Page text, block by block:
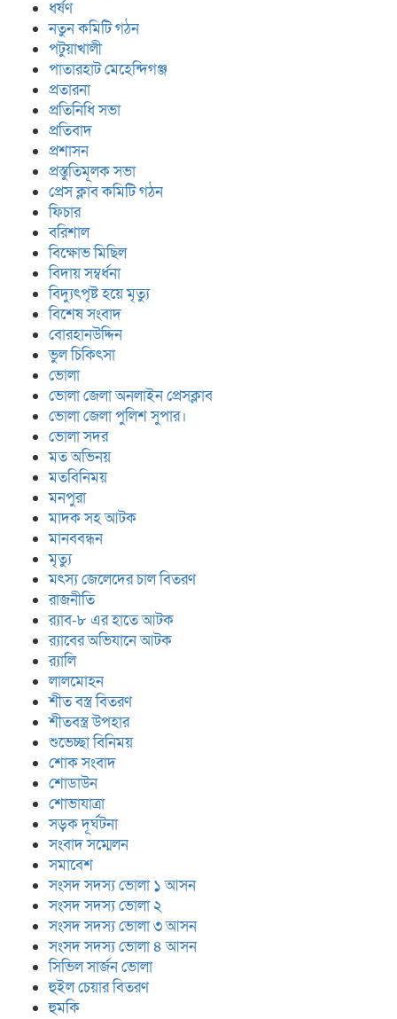
ধর্ষণ
নতুন কমিটি গঠন
পটুয়াখালী
পাতারহাট মেহেন্দিগঞ্জ
প্রতারনা
প্রতিনিধি সভা
প্রতিবাদ
প্রশাসন
প্রস্তুতিমূলক সভা
প্রেস ক্লাব কমিটি গঠন
ফিচার
বরিশাল
বিক্ষোভ মিছিল
বিদায় সম্বর্ধনা
বিদ্যুৎপৃষ্ট হয়ে মৃত্যু
বিশেষ সংবাদ
বোরহানউদ্দিন
ভুল চিকিৎসা
ভোলা
ভোলা জেলা অনলাইন প্রেসক্লাব
ভোলা জেলা পুলিশ সুপার।
ভোলা সদর
মত অভিনয়
মতবিনিময়
মনপুরা
মাদক সহ আটক
মানববন্ধন
মৃত্যু
মৎস্য জেলেদের চাল বিতরণ
রাজনীতি
র‍্যাব-৮ এর হাতে আটক
র‍্যাবের অভিযানে আটক
র‍্যালি
লালমোহন
শীত বস্ত্র বিতরণ
শীতবস্ত্র উপহার
শুভেচ্ছা বিনিময়
শোক সংবাদ
শোডাউন
শোভাযাত্রা
সড়ক দূর্ঘটনা
সংবাদ সম্মেলন
সমাবেশ
সংসদ সদস্য ভোলা ১ আসন
সংসদ সদস্য ভোলা ২
সংসদ সদস্য ভোলা ৩ আসন
সংসদ সদস্য ভোলা ৪ আসন
সিভিল সার্জন ভোলা
হুইল চেয়ার বিতরণ
হুমকি